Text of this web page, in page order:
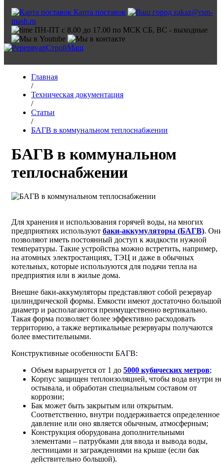
Карта поставок
zakaz@rsm-
mash.ru
ПН-ПТ с 8.00 до 17.00 по МСК СБ, ВС - выходные
Главная
/
Техническая документация
/
Статьи
/
БАГВ в коммунальном теплоснабжении
БАГВ в коммунальном
теплоснабжении
Для хранения и использования горячей воды, на многих
предприятиях используют баки-аккумуляторы (БАГВ).
позволяют иметь постоянный доступ к жидкости нужной
температуры. Такие устройства можно встретить, например,
на атомных электростанциях, ТЭЦ и даже в обычных
котельных, которые используются для подачи тепла на
предприятия или в жилые дома.
Внешне баки-аккумуляторы представляют собой резервуар
цилиндрической формы. Емкости имеют достаточно большой
диаметр и располагаются преимущественно вертикально.
Такая форма позволяет более эффективно расходовать
территорию, а также вертикальные резервуары получаются
более вместительными.
Конструктивные особенности БАГВ:
Объем варьируется от 1 до 5000 кубических метров;
Корпус защищен теплоизоляцией, чтобы вода внутри
остывала, и обработан специальным составом от
коррозии;
Бак может быть закрытым или открытым.
Соответственно, внутри поддерживается определенное
давление или оно является обычным, атмосферным;
Конструкция оборудована дополнительными
элементами – патрубками для ввода и вывода воды,
лестницами и заграждениями на крыше (если бак
действительно большой).